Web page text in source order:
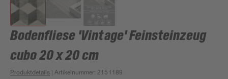
Bodenfliese 'Vintage' Feinsteinzeug
cubo 20 x 20 cm
Produktdetails | Artikelnummer: 2151189